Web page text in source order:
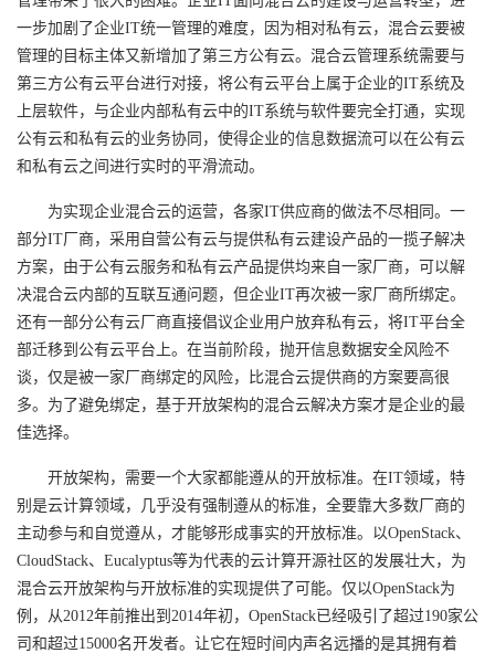
一步加剧了企业IT统一管理的难度，因为相对私有云，混合云要被
管理的目标主体又新增加了第三方公有云。混合云管理系统需要与
第三方公有云平台进行对接，将公有云平台上属于企业的IT系统及
上层软件，与企业内部私有云中的IT系统与软件要完全打通，实现
公有云和私有云的业务协同，使得企业的信息数据流可以在公有云
和私有云之间进行实时的平滑流动。
为实现企业混合云的运营，各家IT供应商的做法不尽相同。一
部分IT厂商，采用自营公有云与提供私有云建设产品的一揽子解决
方案，由于公有云服务和私有云产品提供均来自一家厂商，可以解
决混合云内部的互联互通问题，但企业IT再次被一家厂商所绑定。
还有一部分公有云厂商直接倡议企业用户放弃私有云，将IT平台全
部迁移到公有云平台上。在当前阶段，抛开信息数据安全风险不
谈，仅是被一家厂商绑定的风险，比混合云提供商的方案要高很
多。为了避免绑定，基于开放架构的混合云解决方案才是企业的最
佳选择。
开放架构，需要一个大家都能遵从的开放标准。在IT领域，特
别是云计算领域，几乎没有强制遵从的标准，全要靠大多数厂商的
主动参与和自觉遵从，才能够形成事实的开放标准。以OpenStack、
CloudStack、Eucalyptus等为代表的云计算开源社区的发展壮大，为
混合云开放架构与开放标准的实现提供了可能。仅以OpenStack为
例，从2012年前推出到2014年初，OpenStack已经吸引了超过190家公
司和超过15000名开发者。让它在短时间内声名远播的是其拥有着